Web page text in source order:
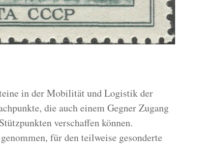
in der Mobilität und Logistik der
die auch einem Gegner Zugang
verschaffen können.
für den teilweise gesonderte